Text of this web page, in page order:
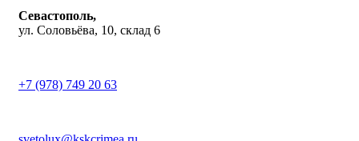
Севастополь,
ул. Соловьёва, 10, склад 6
+7 (978) 749 20 63